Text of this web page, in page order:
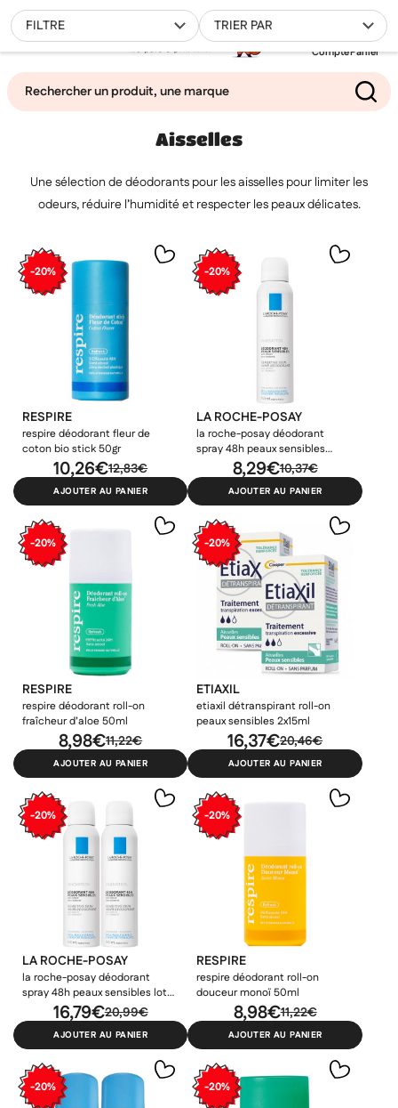
Compte
0
Panier
Filtrer
TRIER PAR
FILTRE
Aisselles
Une sélection de déodorants pour les aisselles pour limiter les
odeurs, réduire l’humidité et respecter les peaux délicates.
-20%
RESPIRE
respire déodorant fleur de
coton bio stick 50gr
12,83€
10,26€
AJOUTER AU PANIER
-20%
LA ROCHE-POSAY
la roche-posay déodorant
spray 48h peaux sensibles
10,37€
8,29€
AJOUTER AU PANIER
-20%
RESPIRE
respire déodorant roll-on
fraîcheur d’aloe 50ml
11,22€
8,98€
AJOUTER AU PANIER
-20%
ETIAXIL
etiaxil détranspirant roll-on
peaux sensibles 2x15ml
20,46€
16,37€
AJOUTER AU PANIER
-20%
LA ROCHE-POSAY
la roche-posay déodorant
spray 48h peaux sensibles lot
de 2x150ml
20,99€
16,79€
AJOUTER AU PANIER
-20%
RESPIRE
respire déodorant roll-on
douceur monoï 50ml
11,22€
8,98€
AJOUTER AU PANIER
-20% -20%